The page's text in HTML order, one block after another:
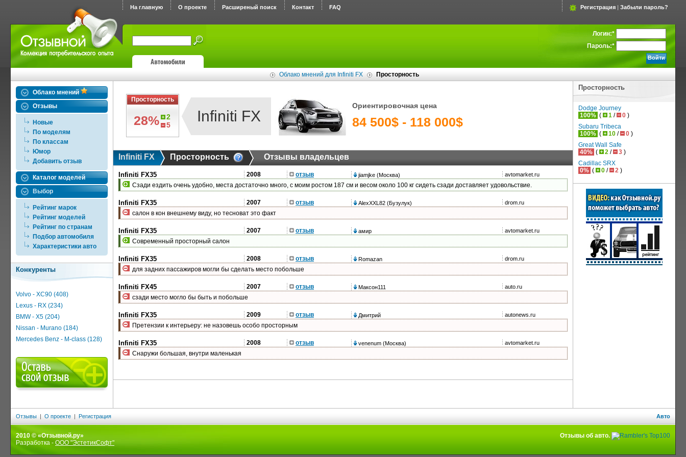
На главную О проекте Расширеный поиск Контакт FAQ Регистрация | Забыли пароль?
Логин:*
Пароль:*
Облако мнений для Infiniti FX Просторность
Облако мнений
Отзывы
Новые
По моделям
По классам
Юмор
Добавить отзыв
Каталог моделей
Выбор
Рейтинг марок
Рейтинг моделей
Рейтинг по странам
Подбор автомобиля
Характеристики авто
Конкуренты
Volvo - XC90 (408)
Lexus - RX (234)
BMW - X5 (204)
Nissan - Murano (184)
Mercedes Benz - M-class (128)
Просторность
28%
2
5
Infiniti FX
Ориентировочная цена
84 500$ - 118 000$
Infiniti FX Просторность Отзывы владельцев
Infiniti FX35 2008 отзыв jiamjke (Москва) avtomarket.ru
Сзади ездить очень удобно, места достаточно много, с моим ростом 187 см и весом около 100 кг сидеть сзади доставляет удовольствие.
Infiniti FX35 2007 отзыв AlexXXL82 (Бузулук) drom.ru
салон в кон внешнему виду, но тесноват это факт
Infiniti FX35 2007 отзыв амир avtomarket.ru
Современный просторный салон
Infiniti FX35 2008 отзыв Romazan drom.ru
для задних пассажиров могли бы сделать место побольше
Infiniti FX45 2007 отзыв Максон111 auto.ru
сзади место могло бы быть и побольше
Infiniti FX35 2009 отзыв Дмитрий autonews.ru
Претензии к интерьеру: не назовешь особо просторным
Infiniti FX35 2008 отзыв venenum (Москва) avtomarket.ru
Снаружи большая, внутри маленькая
Просторность
Dodge Journey
100% ( 1 / 0 )
Subaru Tribeca
100% ( 10 / 0 )
Great Wall Safe
40% ( 2 / 3 )
Cadillac SRX
0% ( 0 / 2 )
Отзывы | О проекте | Регистрация Авто
2010 © «Отзывной.ру»
Разработка - ООО "ЭстетикСофт"
Отзывы об авто.